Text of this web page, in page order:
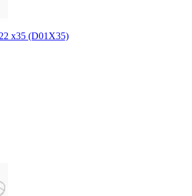
x35 (D01X35)